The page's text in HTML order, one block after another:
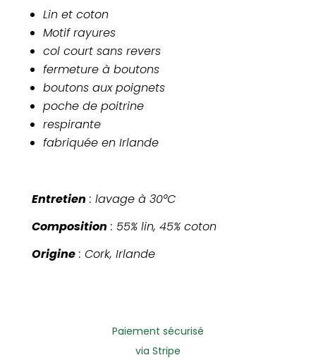
Lin et coton
Motif rayures
col court sans revers
fermeture à boutons
boutons aux poignets
poche de poitrine
respirante
fabriquée en Irlande
Entretien : lavage à 30°C
Composition : 55% lin, 45% coton
Origine: Cork, Irlande
Paiement sécurisé
via Stripe